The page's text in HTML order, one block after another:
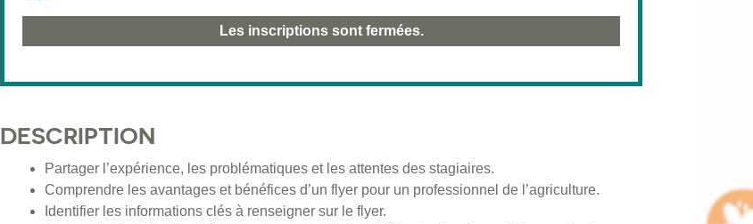
Les inscriptions sont fermées.
DESCRIPTION
Partager l’expérience, les problématiques et les attentes des stagiaires.
Comprendre les avantages et bénéfices d’un flyer pour un professionnel de l’agriculture.
Identifier les informations clés à renseigner sur le flyer.